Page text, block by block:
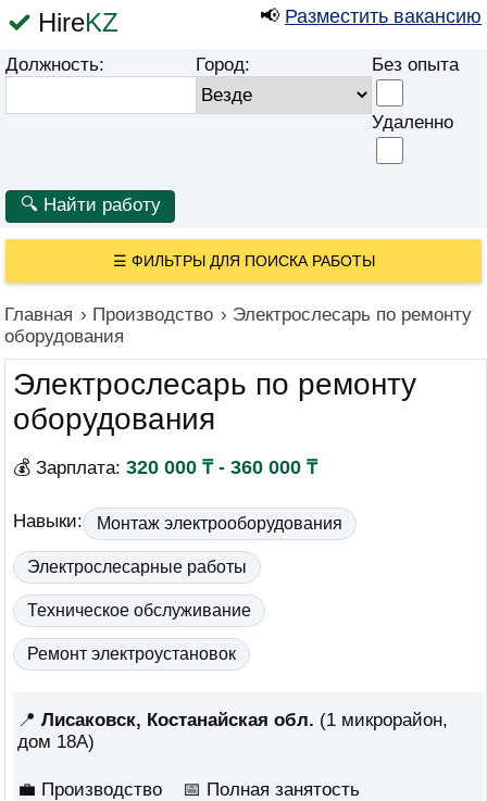
HireKZ 📢 Разместить вакансию
Должность: Город: Без опыта
Удаленно
☰ ФИЛЬТРЫ ДЛЯ ПОИСКА РАБОТЫ
Главная › Производство › Электрослесарь по ремонту
оборудования
Электрослесарь по ремонту
оборудования
💰 Зарплата: 320 000 ₸ - 360 000 ₸
Навыки: Монтаж электрооборудования
Электрослесарные работы
Техническое обслуживание
Ремонт электроустановок
📍 Лисаковск, Костанайская обл. (1 микрорайон,
дом 18А)
💼 Производство 📅 Полная занятость